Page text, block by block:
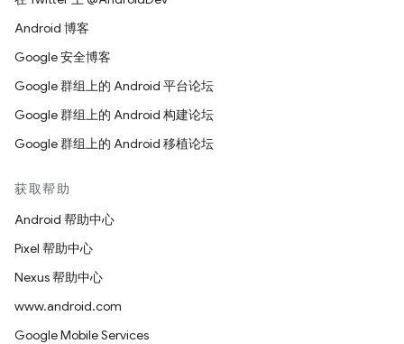
Android 博客
Google 安全博客
Google 群组上的 Android 平台论坛
Google 群组上的 Android 构建论坛
Google 群组上的 Android 移植论坛
获取帮助
Android 帮助中心
Pixel 帮助中心
Nexus 帮助中心
www.android.com
Google Mobile Services